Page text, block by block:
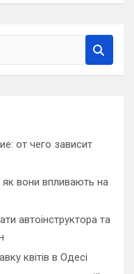
от чего зависит
як вони впливають на
автоінструктора та
квітів в Одесі